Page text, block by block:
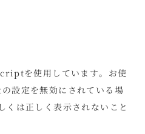
を使用しています。お使
設定を無効にされている場
くは正しく表示されないこと